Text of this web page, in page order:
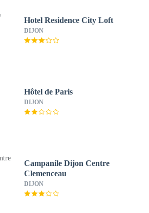
Hotel Residence City Loft
DIJON
Hôtel de Paris
DIJON
Campanile Dijon Centre
Clemenceau
DIJON